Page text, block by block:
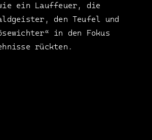
ein Lauffeuer, die
den Teufel und
in den Fokus
rückten.